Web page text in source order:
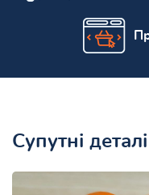
Супутні деталі